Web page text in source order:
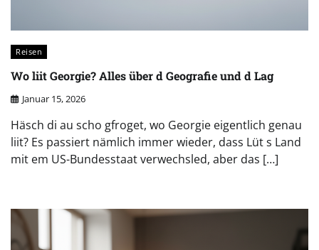
Reisen
Wo liit Georgie? Alles über d Geografie und d Lag
Januar 15, 2026
Häsch di au scho gfroget, wo Georgie eigentlich genau
liit? Es passiert nämlich immer wieder, dass Lüt s Land
mit em US-Bundesstaat verwechsled, aber das […]